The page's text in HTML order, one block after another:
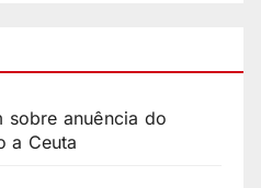
sobre anuência do
a Ceuta